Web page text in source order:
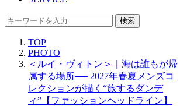
検索
TOP
PHOTO
＜ルイ・ヴィトン＞｜海は誰もが帰
属する場所── 2027年春夏メンズコ
レクションが描く“旅するダンデ
ィ”【ファッションヘッドライン】